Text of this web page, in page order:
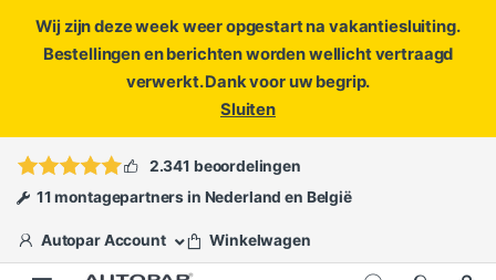
Wij zijn deze week weer opgestart na vakantiesluiting.
Bestellingen en berichten worden wellicht vertraagd
verwerkt. Dank voor uw begrip.
Sluiten
ofopen een ticket
2.341 beoordelingen
11 montagepartners in Nederland en België
Autopar Account Winkelwagen